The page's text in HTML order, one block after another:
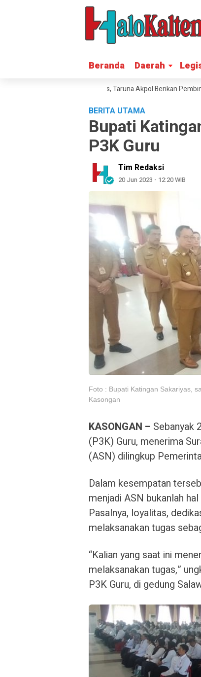
Beranda Daerah
Beranda Daerah
Bhakti 2026 di Gunung Mas, Taruna Akpol Berikan Pembinaan
BERITA UTAMA
Bupati
P3K Guru
Tim Redaksi
20 Jun 2023 - 12:20 WIB
Foto : Bupati Katingan Sakariyas,
Kasongan
KASONGAN – Sebanyak
(P3K) Guru, menerima
(ASN) dilingkup
Dalam kesempatan
menjadi ASN bukanlah
Pasalnya, loyalitas,
melaksanakan tugas
“Kalian yang saat ini
melaksanakan tugas,”
P3K Guru, di gedung